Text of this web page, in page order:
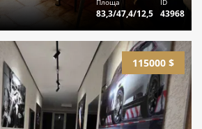
83,3/47,4/12,5 43968
115000 $